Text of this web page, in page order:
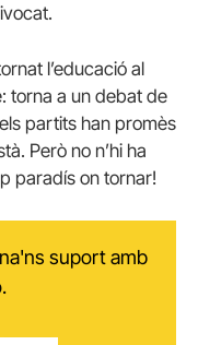
l’educació al
torna a un debat de
partits han promès
Però no n’hi ha
paradís on tornar!
suport amb